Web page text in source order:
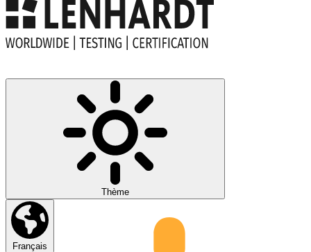
Thème
Français